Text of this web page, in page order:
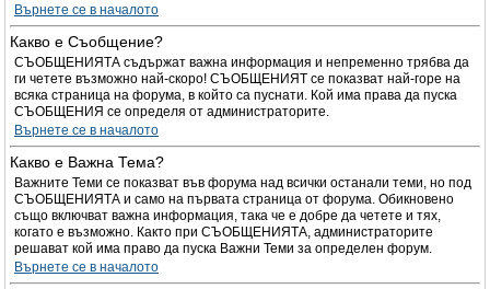
Върнете се в началото
Какво е Съобщение?
СЪОБЩЕНИЯТА съдържат важна информация и непременно трябва да
ги четете възможно най-скоро! СЪОБЩЕНИЯТ се показват най-горе на
всяка страница на форума, в който са пуснати. Кой има права да пуска
СЪОБЩЕНИЯ се определя от администраторите.
Върнете се в началото
Какво е Важна Тема?
Важните Теми се показват във форума над всички останали теми, но под
СЪОБЩЕНИЯТА и само на първата страница от форума. Обикновено
също включват важна информация, така че е добре да четете и тях,
когато е възможно. Както при СЪОБЩЕНИЯТА, администраторите
решават кой има право да пуска Важни Теми за определен форум.
Върнете се в началото